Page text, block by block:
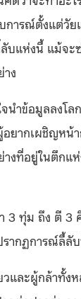
การณ์ตั้งแต่วั
บแห่งนี้ แม้จะ
ง
นำข้อมูลลงโล
อยากเผชิญห
งที่อยู่ในตึกแ
3 ทุ่ม ถึง ตี 3
ากฏการณ์ลี้ลั
และผู้กล้าทั้งห